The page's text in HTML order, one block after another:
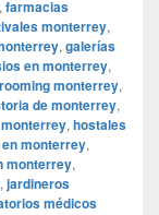
, farmacias
monterrey,
, galerías
en monterrey,
monterrey,
de monterrey,
, hostales
monterrey,
monterrey,
, jardineros
médicos